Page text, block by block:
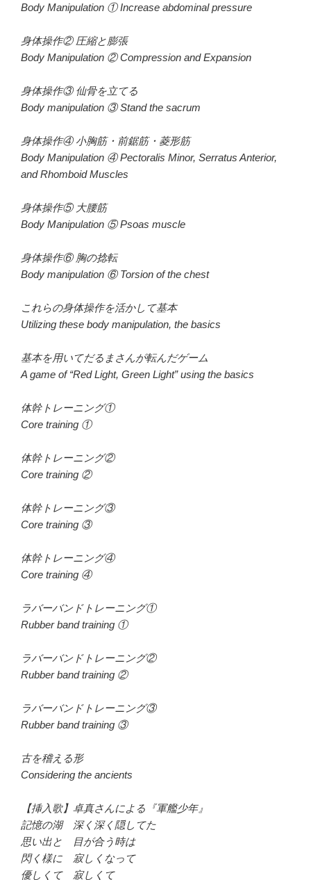
Body Manipulation ① Increase abdominal pressure
身体操作② 圧縮と膨張
Body Manipulation ② Compression and Expansion
身体操作③ 仙骨を立てる
Body manipulation ③ Stand the sacrum
身体操作④ 小胸筋・前鋸筋・菱形筋
Body Manipulation ④ Pectoralis Minor, Serratus Anterior,
and Rhomboid Muscles
身体操作⑤ 大腰筋
Body Manipulation ⑤ Psoas muscle
身体操作⑥ 胸の捻転
Body manipulation ⑥ Torsion of the chest
これらの身体操作を活かして基本
Utilizing these body manipulation, the basics
基本を用いてだるまさんが転んだゲーム
A game of “Red Light, Green Light” using the basics
体幹トレーニング①
Core training ①
体幹トレーニング②
Core training ②
体幹トレーニング③
Core training ③
体幹トレーニング④
Core training ④
ラバーバンドトレーニング①
Rubber band training ①
ラバーバンドトレーニング②
Rubber band training ②
ラバーバンドトレーニング③
Rubber band training ③
古を稽える形
Considering the ancients
【挿入歌】卓真さんによる『軍艦少年』
記憶の湖 深く深く隠してた
思い出と 目が合う時は
閃く様に 寂しくなって
優しくて 寂しくて